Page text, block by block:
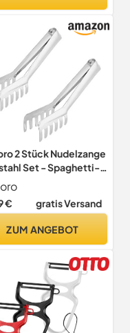
2 Stück Nudelzange
Set - Spaghetti-,
, Servier- und
für die Küche -
Zange
€ gratis Versand
ZUM ANGEBOT